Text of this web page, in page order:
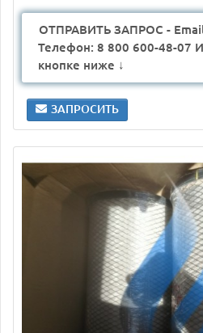
ОТПРАВИТЬ ЗАПРОС -
Телефон: 8 800 600-48-07
кнопке ниже ↓
ЗАПРОСИТЬ